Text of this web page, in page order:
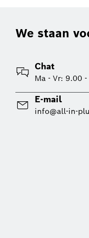
We staan
Chat
Ma - Vr: 9.00
E-mail
info@all-in-